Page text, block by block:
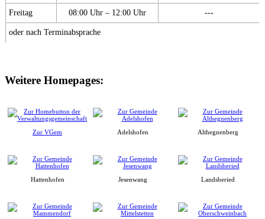
Freitag 08:00 Uhr – 12:00 Uhr ---
oder nach Terminabsprache
Weitere Homepages:
Zur VGem Adelshofen Althegnenberg
Hattenhofen Jesenwang Landsberied